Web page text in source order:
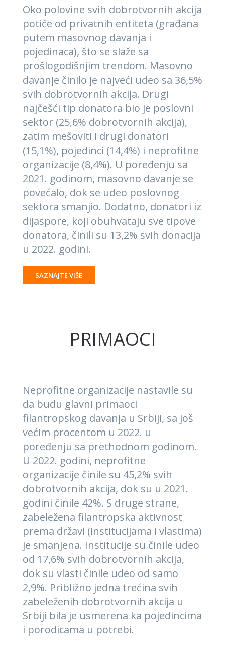
Oko polovine svih dobrotvornih akcija
potiče od privatnih entiteta (građana
putem masovnog davanja i
pojedinaca), što se slaže sa
prošlogodišnjim trendom. Masovno
davanje činilo je najveći udeo sa 36,5%
svih dobrotvornih akcija. Drugi
najčešći tip donatora bio je poslovni
sektor (25,6% dobrotvornih akcija),
zatim mešoviti i drugi donatori
(15,1%), pojedinci (14,4%) i neprofitne
organizacije (8,4%). U poređenju sa
2021. godinom, masovno davanje se
povećalo, dok se udeo poslovnog
sektora smanjio. Dodatno, donatori iz
dijaspore, koji obuhvataju sve tipove
donatora, činili su 13,2% svih donacija
u 2022. godini.
SAZNAJTE VIŠE
PRIMAOCI
Neprofitne organizacije nastavile su
da budu glavni primaoci
filantropskog davanja u Srbiji, sa još
većim procentom u 2022. u
poređenju sa prethodnom godinom.
U 2022. godini, neprofitne
organizacije činile su 45,2% svih
dobrotvornih akcija, dok su u 2021.
godini činile 42%. S druge strane,
zabeležena filantropska aktivnost
prema državi (institucijama i vlastima)
je smanjena. Institucije su činile udeo
od 17,6% svih dobrotvornih akcija,
dok su vlasti činile udeo od samo
2,9%. Približno jedna trećina svih
zabeleženih dobrotvornih akcija u
Srbiji bila je usmerena ka pojedincima
i porodicama u potrebi.